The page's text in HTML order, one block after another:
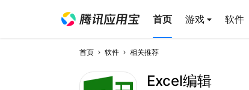
首页 游戏 软件
首页 软件 相关推荐
Excel编辑